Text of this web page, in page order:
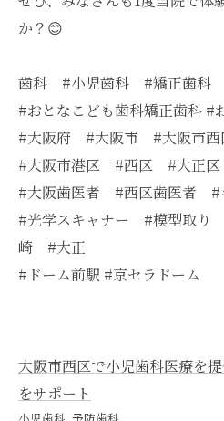
か？😊
歯科 #小児歯科 #矯正歯科
#おとなこども歯科矯正歯科 #
#大阪府 #大阪市 #大阪市
#大阪市港区 #西区 #大正
#大阪歯医者 #西区歯医者 #
#光学スキャナー #模型取
崎 #大正
#ドーム前駅 #京セラドーム
大阪市西区で小児歯科医療を
をサポート